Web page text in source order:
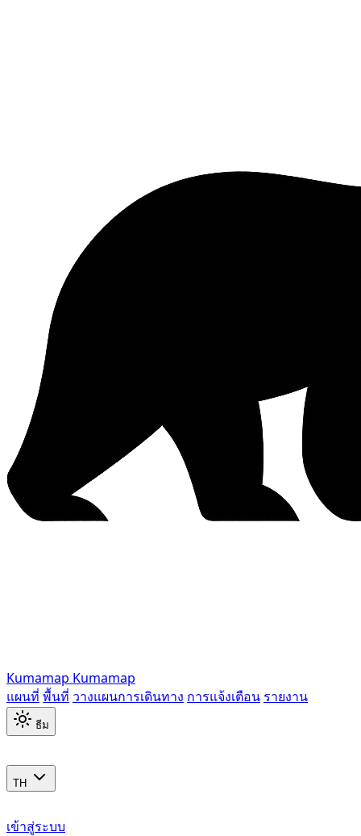
Kumamap Kumamap
แผนที่ พื้นที่ วางแผนการเดินทาง การแจ้งเตือน รายงาน
ธีม
TH
เข้าสู่ระบบ